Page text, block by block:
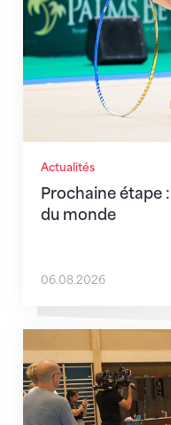
Actualités
Prochaine étape
du monde
06.08.2026
En route pour